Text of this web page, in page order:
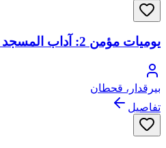
يوميات مؤمن 2: آداب المسجد - ملون
بيرقدار، قحطان
تفاصيل